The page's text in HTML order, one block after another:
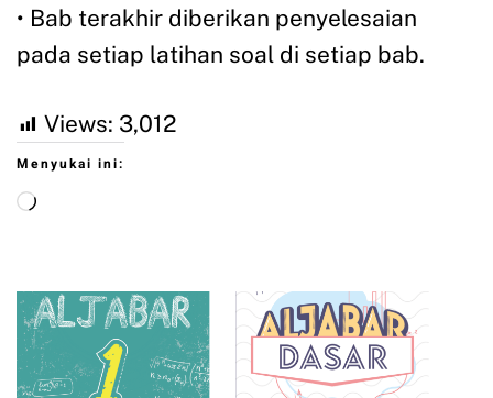
• Bab terakhir diberikan penyelesaian
pada setiap latihan soal di setiap bab.
Views: 3,012
Menyukai ini: